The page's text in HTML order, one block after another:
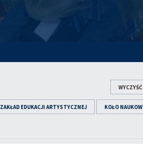
ZAKŁAD EDUKACJI ARTYSTYCZNEJ KOŁO